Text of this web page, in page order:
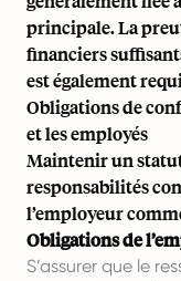
principale. La
financiers
est également
Obligations de
et les employés
Maintenir un
responsabilités
l’employeur
Obligations de
S’assurer que le